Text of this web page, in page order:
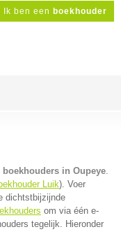
Ik ben een boekhouder
boekhouders in Oupeye.
Luik). Voer
dichtstbijzijnde
om via één e-
tegelijk. Hieronder